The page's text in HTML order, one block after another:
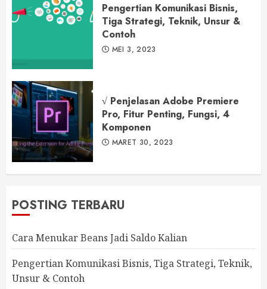
Pengertian Komunikasi Bisnis,
Tiga Strategi, Teknik, Unsur &
Contoh
MEI 3, 2023
√ Penjelasan Adobe Premiere
Pro, Fitur Penting, Fungsi, 4
Komponen
MARET 30, 2023
POSTING TERBARU
Cara Menukar Beans Jadi Saldo Kalian
Pengertian Komunikasi Bisnis, Tiga Strategi, Teknik,
Unsur & Contoh